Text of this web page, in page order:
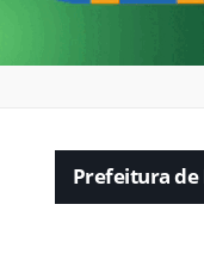
Prefeitura